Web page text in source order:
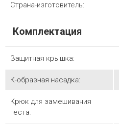
Страна-изготовитель:
Комплектация
Защитная крышка:
К-образная насадка:
Крюк для замешивания
теста: